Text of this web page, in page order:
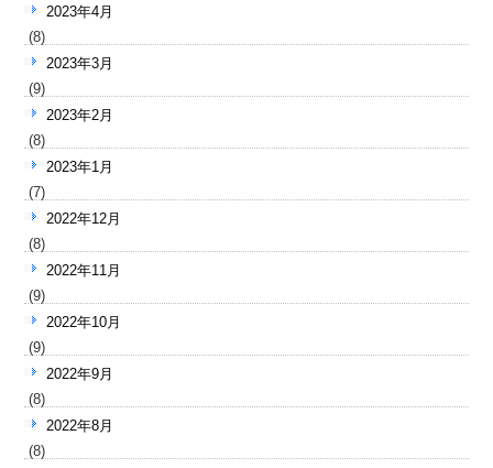
2023年4月
(8)
2023年3月
(9)
2023年2月
(8)
2023年1月
(7)
2022年12月
(8)
2022年11月
(9)
2022年10月
(9)
2022年9月
(8)
2022年8月
(8)